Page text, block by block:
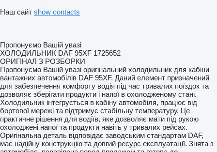
Наш сайт show contacts
Пропонуємо Вашій увазі
ХОЛОДИЛЬНИК DAF 95XF 1725652
ОРИГІНАЛ З РОЗБОРКИ
Пропонуємо Вашій увазі оригінальний холодильник для кабіни
вантажних автомобілів DAF 95XF. Даний елемент призначений
для забезпечення комфорту водія під час тривалих поїздок та
дозволяє зберігати продукти і напої в охолодженому стані.
Холодильник інтегрується в кабіну автомобіля, працює від
бортової мережі та підтримує стабільну температуру. Це
практичне рішення для водіїв, яке дозволяє мати під рукою
охолоджені напої та продукти навіть у тривалих рейсах.
Оригінальна деталь відповідає заводським стандартам DAF,
має надійну конструкцію та довгий ресурс експлуатації. Знята з